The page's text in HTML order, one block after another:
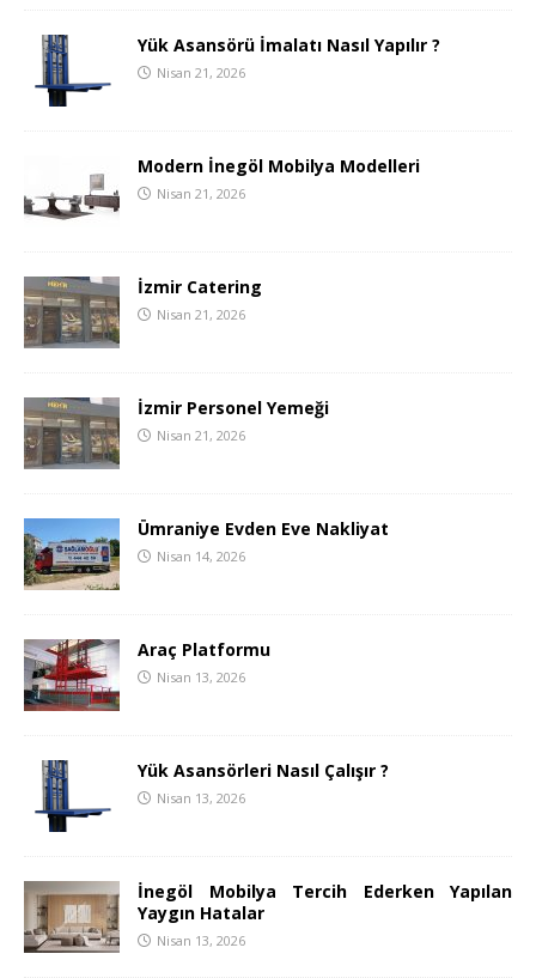
Yük Asansörü İmalatı Nasıl Yapılır ?
Nisan 21, 2026
Modern İnegöl Mobilya Modelleri
Nisan 21, 2026
İzmir Catering
Nisan 21, 2026
İzmir Personel Yemeği
Nisan 21, 2026
Ümraniye Evden Eve Nakliyat
Nisan 14, 2026
Araç Platformu
Nisan 13, 2026
Yük Asansörleri Nasıl Çalışır ?
Nisan 13, 2026
İnegöl Mobilya Tercih Ederken Yapılan
Yaygın Hatalar
Nisan 13, 2026